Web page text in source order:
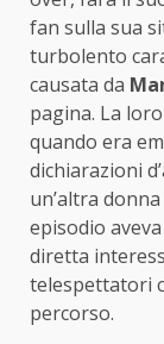
fan sulla sua
turbolento
causata da
pagina. La
quando era
dichiarazioni
un’altra
episodio
diretta
telespettatori
percorso.